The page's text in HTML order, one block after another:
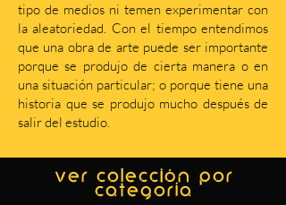
tipo de medios ni temen experimentar con
la aleatoriedad. Con el tiempo entendimos
que una obra de arte puede ser importante
porque se produjo de cierta manera o en
una situación particular; o porque tiene una
historia que se produjo mucho después de
salir del estudio.
ver colección por
categoría